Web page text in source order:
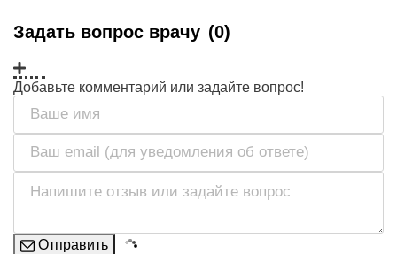
Задать вопрос врачу (0)
Добавьте комментарий или задайте вопрос!
Отправить